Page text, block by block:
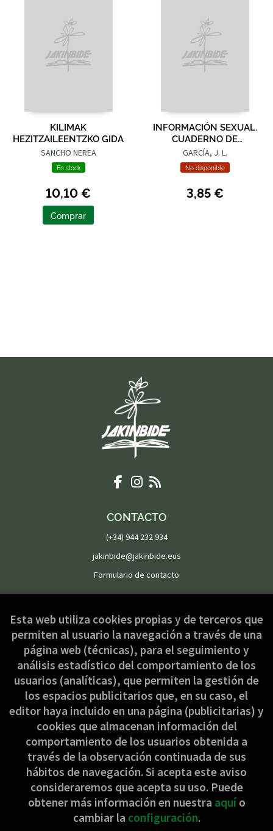
KILIMAK
HEZITZAILEENTZKO GIDA
SANCHO NEREA
En stock
10,10 €
Comprar
INFORMACIÓN SEXUAL.
CUADERNO DE
ACTIVIDADES 2
GARCÍA, J. L.
No disponible
3,85 €
CONTACTO
(+34) 944 232 934
jakinbide@jakinbide.eus
Formulario de contacto
PÁGINAS LEGALES
Aviso legal
Condiciones de venta
Política de privacidad
Política de Cookies
ATENCIÓN AL CLIENTE
Quiénes somos
Pedidos especiales
Formulario de desistimiento
Esta web utiliza cookies propias y de terceros que
permiten al usuario la navegación a través de una
página web (técnicas), para el seguimiento y
análisis estadístico del comportamiento de los
usuarios (analíticas), que permiten la gestión de
los espacios publicitarios que, en su caso, el
editor haya incluido en una página (publicitarias) y
cookies que almacenan información del
comportamiento de los usuarios obtenida a
través de la observación continuada de sus
hábitos de navegación. Si acepta este aviso
consideraremos que acepta su uso. Puede
obtener más información en nuestra aquío
cambiar la configuración.